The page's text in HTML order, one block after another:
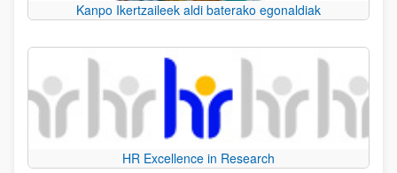
Kanpo Ikertzaileek aldi baterako egonaldiak
HR Excellence in Research